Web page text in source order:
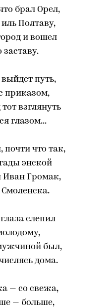
брал Орел,
Полтаву,
и вошел
заставу.
путь,
приказом,
взглянуть
глазом...
почти что так,
энской
Громак,
Смоленска.
слепил
был,
дома.
— со свежа,
— больше,